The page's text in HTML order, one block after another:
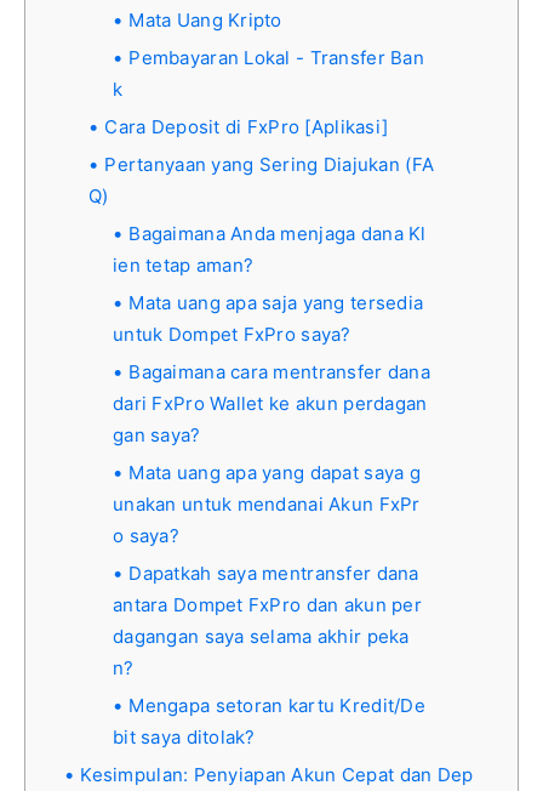
Mata Uang Kripto
Pembayaran Lokal - Transfer Ban
k
Cara Deposit di FxPro [Aplikasi]
Pertanyaan yang Sering Diajukan (FA
Q)
Bagaimana Anda menjaga dana Kl
ien tetap aman?
Mata uang apa saja yang tersedia
untuk Dompet FxPro saya?
Bagaimana cara mentransfer dana
dari FxPro Wallet ke akun perdagan
gan saya?
Mata uang apa yang dapat saya g
unakan untuk mendanai Akun FxPr
o saya?
Dapatkah saya mentransfer dana
antara Dompet FxPro dan akun per
dagangan saya selama akhir peka
n?
Mengapa setoran kartu Kredit/De
bit saya ditolak?
Kesimpulan: Penyiapan Akun Cepat dan Dep